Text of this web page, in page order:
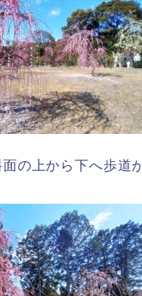
の上から下へ歩道